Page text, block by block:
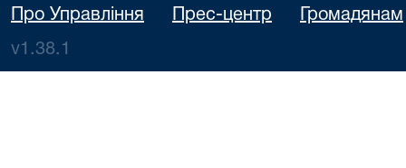
Про Управління Прес-центр Громадянам
v1.38.1